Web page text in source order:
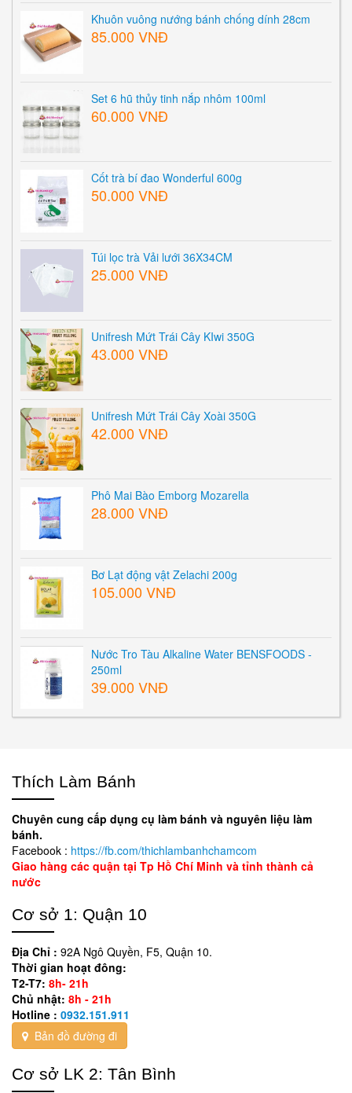
Khuôn vuông nướng bánh chống dính 28cm
85.000 VNĐ
Set 6 hũ thủy tinh nắp nhôm 100ml
60.000 VNĐ
Cốt trà bí đao Wonderful 600g
50.000 VNĐ
Túi lọc trà Vải lưới 36X34CM
25.000 VNĐ
Unifresh Mứt Trái Cây KIwi 350G
43.000 VNĐ
Unifresh Mứt Trái Cây Xoài 350G
42.000 VNĐ
Phô Mai Bào Emborg Mozarella
28.000 VNĐ
Bơ Lạt động vật Zelachi 200g
105.000 VNĐ
Nước Tro Tàu Alkaline Water BENSFOODS -
250ml
39.000 VNĐ
Thích Làm Bánh
Chuyên cung cấp dụng cụ làm bánh và nguyên liệu làm
bánh.
Facebook : https://fb.com/thichlambanhchamcom
Giao hàng các quận tại Tp Hồ Chí Minh và tỉnh thành cả
nước
Cơ sở 1: Quận 10
Địa Chỉ : 92A Ngô Quyền, F5, Quận 10.
Thời gian hoạt đông:
T2-T7: 8h- 21h
Chủ nhật: 8h - 21h
Hotline : 0932.151.911
Bản đồ đường đi
Cơ sở LK 2: Tân Bình